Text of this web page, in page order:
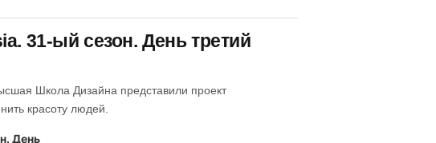
31-ый сезон. День третий
Школа Дизайна представили проект
красоту людей.